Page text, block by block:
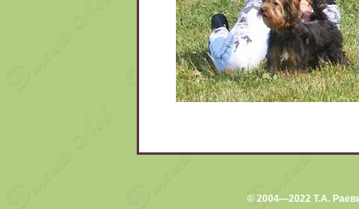
© 2004—2022 Т.А.